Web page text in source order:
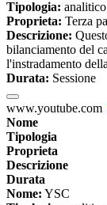
Tipologia: analitico
Proprieta: Terza
Descrizione:
bilanciamento del
l'instradamento
Durata: Sessione
www.youtube.com
Nome
Tipologia
Proprieta
Descrizione
Durata
Nome: YSC